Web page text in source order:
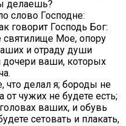
делаешь?
слово Господне:
говорит Господь Бог:
святилище Мое, опору
и отраду души
ваши, которых
что делал я; бороды не
от чужих не будете есть;
ваших, и обувь
сетовать и плакать,